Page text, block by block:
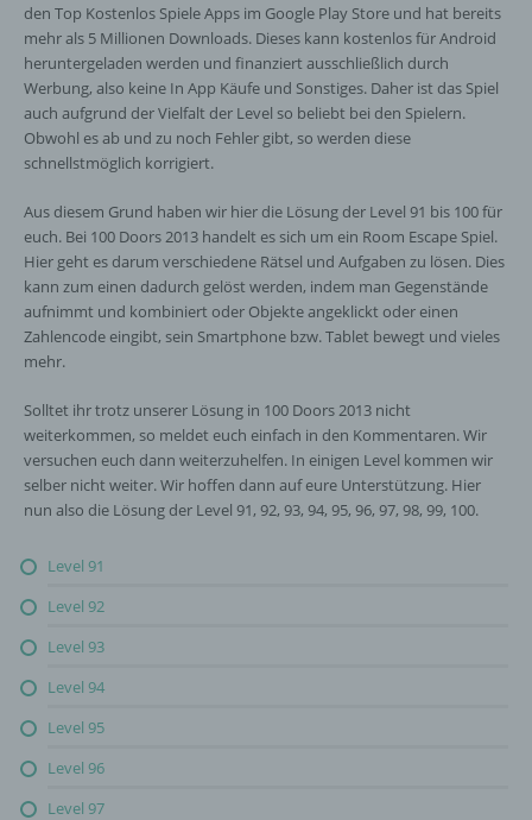
den Top Kostenlos Spiele Apps im Google Play Store und hat bereits
mehr als 5 Millionen Downloads. Dieses kann kostenlos für Android
heruntergeladen werden und finanziert ausschließlich durch
Werbung, also keine In App Käufe und Sonstiges. Daher ist das Spiel
auch aufgrund der Vielfalt der Level so beliebt bei den Spielern.
Obwohl es ab und zu noch Fehler gibt, so werden diese
schnellstmöglich korrigiert.
Aus diesem Grund haben wir hier die Lösung der Level 91 bis 100 für
euch. Bei 100 Doors 2013 handelt es sich um ein Room Escape Spiel.
Hier geht es darum verschiedene Rätsel und Aufgaben zu lösen. Dies
kann zum einen dadurch gelöst werden, indem man Gegenstände
aufnimmt und kombiniert oder Objekte angeklickt oder einen
Zahlencode eingibt, sein Smartphone bzw. Tablet bewegt und vieles
mehr.
Solltet ihr trotz unserer Lösung in 100 Doors 2013 nicht
weiterkommen, so meldet euch einfach in den Kommentaren. Wir
versuchen euch dann weiterzuhelfen. In einigen Level kommen wir
selber nicht weiter. Wir hoffen dann auf eure Unterstützung. Hier
nun also die Lösung der Level 91, 92, 93, 94, 95, 96, 97, 98, 99, 100.
Level 91
Level 92
Level 93
Level 94
Level 95
Level 96
Level 97